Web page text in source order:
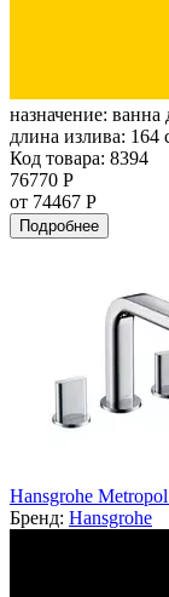
назначение: ванна
длина излива: 164
Код товара: 8394
76770 Р
от 74467 Р
Подробнее
Hansgrohe
Бренд: Hansgrohe